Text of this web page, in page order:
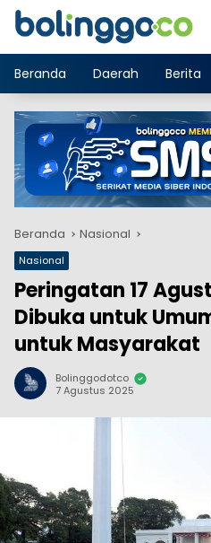
Langsung
Beranda
Daerah Berita
Beranda Nasional
Nasional
Peringatan 17
Dibuka untuk
untuk Masyarakat
Bolinggodotco
7 Agustus 2025